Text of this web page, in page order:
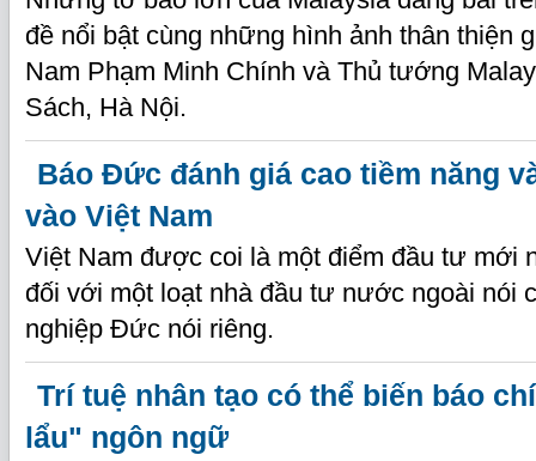
đề nổi bật cùng những hình ảnh thân thiện
Nam Phạm Minh Chính và Thủ tướng
Sách, Hà Nội.
Báo Đức đánh giá cao tiềm năng
vào Việt Nam
Việt Nam được coi là một điểm đầu tư mới
đối với một loạt nhà đầu tư nước ngoài nói
nghiệp Đức nói riêng.
Trí tuệ nhân tạo có thể biến báo
lẩu" ngôn ngữ